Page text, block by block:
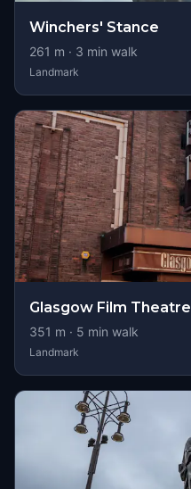
Winchers' Stance
261 m · 3 min walk
Landmark
Glasgow Film Theatre
351 m · 5 min walk
Landmark